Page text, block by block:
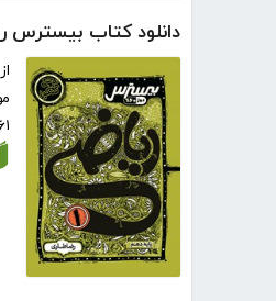
دانلود کتاب بیسترس ریاضی 1 دهم رشته ریاضی و